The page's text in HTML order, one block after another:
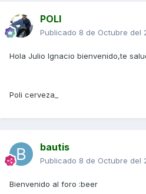
POLI
Publicado 8 de Octubre del
Hola Julio Ignacio bienvenido,te
Poli cerveza_
bautis
Publicado 8 de Octubre del
Bienvenido al foro :beer